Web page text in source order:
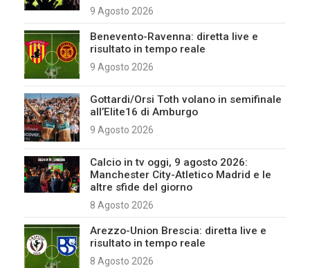
9 Agosto 2026
Benevento-Ravenna: diretta live e
risultato in tempo reale
9 Agosto 2026
Gottardi/Orsi Toth volano in semifinale
all’Elite16 di Amburgo
9 Agosto 2026
Calcio in tv oggi, 9 agosto 2026:
Manchester City-Atletico Madrid e le
altre sfide del giorno
8 Agosto 2026
Arezzo-Union Brescia: diretta live e
risultato in tempo reale
8 Agosto 2026